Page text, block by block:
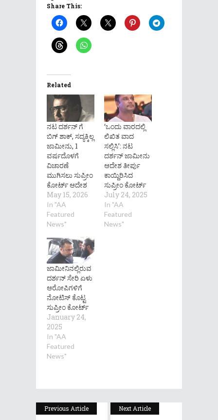
Share This:
Related
ನಟ ದರ್ಶನ್ ಗೆ
ಬಿಗ್ ಶಾಕ್, ಸದ್ಯಕ್ಕಿಲ್ಲ
ಜಾಮೀನು, 1
ವರ್ಷದೊಳಗೆ
ವಿಚಾರಣೆ
ಮುಗಿಸಲು ಸುಪ್ರೀಂ
ಕೋರ್ಟ್ ಆದೇಶ
May 15, 2026
In "AA
Featured
News"
‘ಒಂದು ವಾರದಲ್ಲಿ
ಲಿಖಿತ ವಾದ
ಸಲ್ಲಿಸಿ’: ನಟ
ದರ್ಶನ್ ಜಾಮೀನು
ಆದೇಶ ತೀರ್ಪು
ಕಾಯ್ದಿರಿಸಿದ
ಸುಪ್ರೀಂ ಕೋರ್ಟ್
July 24, 2025
In "AA
Featured
News"
ಜಾಮೀನಿನಲ್ಲಿರುವ
ದರ್ಶನ್ ಸೇರಿ ಏಳು
ಆರೋಪಿಗಳಿಗೆ
ನೋಟಿಸ್ ಕೊಟ್ಟ
ಸುಪ್ರೀಂ ಕೋರ್ಟ್
January 24,
2025
In "AA
Featured
News"
Previous Article Next Article